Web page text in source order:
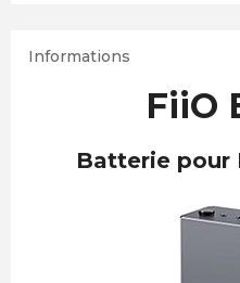
Informations
FiiO
Batterie pour